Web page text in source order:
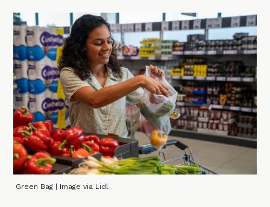
Green Bag | Image via Lidl